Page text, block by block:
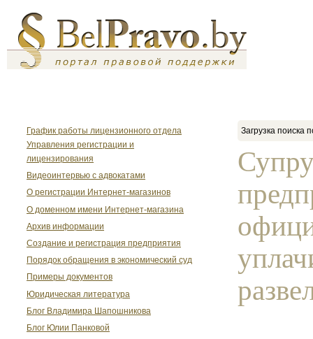
График работы лицензионного отдела
Управления регистрации и
лицензирования
Видеоинтервью с адвокатами
О регистрации Интернет-магазинов
О доменном имени Интернет-магазина
Архив информации
Создание и регистрация предприятия
Порядок обращения в экономический суд
Примеры документов
Юридическая литература
Блог Владимира Шапошникова
Блог Юлии Панковой
Загрузка поиска